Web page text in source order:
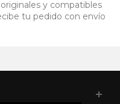
y compatibles
tu pedido con envío